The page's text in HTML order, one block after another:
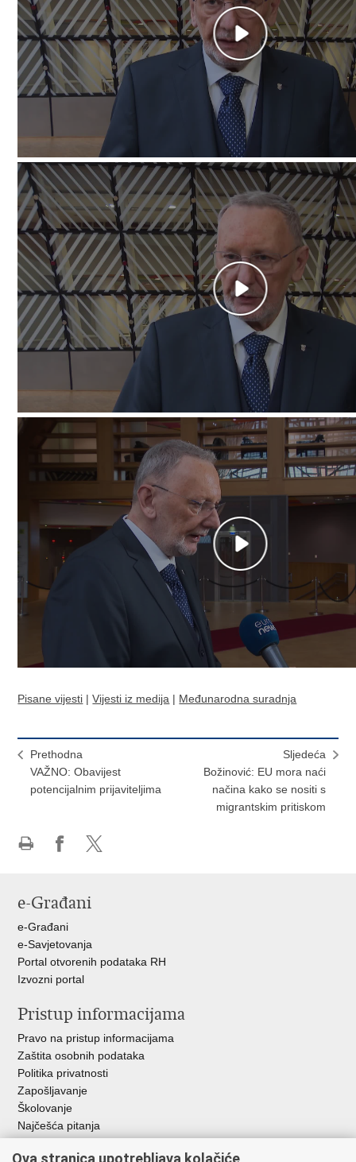
Pisane vijesti |Vijesti iz medija | Međunarodna suradnja
Prethodna
VAŽNO: Obavijest
potencijalnim prijaviteljima
Sljedeća
Božinović: EU mora naći
načina kako se nositi s
migrantskim pritiskom
Facebooku
X-
e-Građani
e-Građani
e-Savjetovanja
Portal otvorenih podataka RH
Izvozni portal
Pristup informacijama
Pravo na pristup informacijama
Zaštita osobnih podataka
Politika privatnosti
Zapošljavanje
Školovanje
Najčešća pitanja
Ova stranica upotrebljava kolačiće